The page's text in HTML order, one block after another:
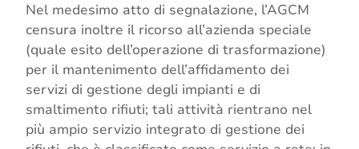
Nel medesimo atto di segnalazione, l’AGCM
censura inoltre il ricorso all’azienda speciale
(quale esito dell’operazione di trasformazione)
per il mantenimento dell’affidamento dei
servizi di gestione degli impianti e di
smaltimento rifiuti; tali attività rientrano nel
più ampio servizio integrato di gestione dei